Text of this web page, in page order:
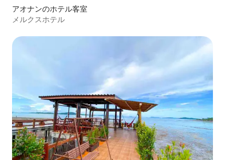
アオナンのホテル客室
メルクスホテル